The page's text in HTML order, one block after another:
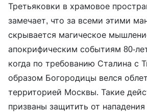
Третьяковки в храмовое
замечает, что за всеми этими
скрывается магическое
апокрифическим событиям 80-
когда по требованию Сталина с
образом Богородицы велся
территорией Москвы. Такие
призваны защитить от